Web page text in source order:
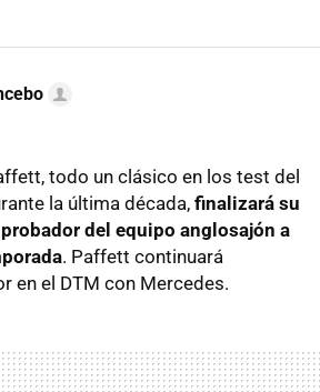
todo un clásico en los test del
la última década, finalizará su
del equipo anglosajón a
. Paffett continuará
en el DTM con Mercedes.